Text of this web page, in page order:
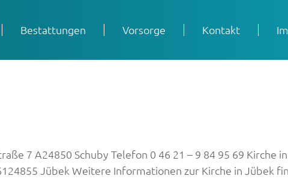
Bestattungen Vorsorge Kontakt
7 A24850 Schuby Telefon 0 46 21 – 9 84 95 69 Kirche
Jübek Weitere Informationen zur Kirche in Jübek